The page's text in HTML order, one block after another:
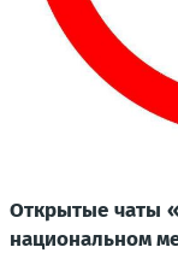
Открытые чаты
национальном